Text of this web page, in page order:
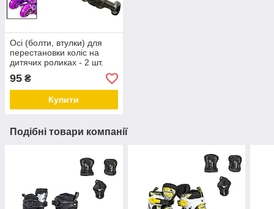
Осі (болти, втулки) для
перестановки коліс на
дитячих роликах - 2 шт.
95 ₴
Купити
Подібні товари компанії